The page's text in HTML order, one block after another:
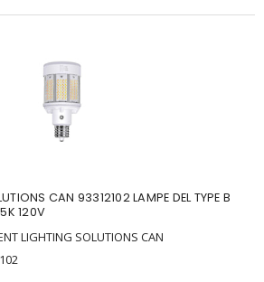
CAN 93312102 LAMPE DEL TYPE B
120V
LIGHTING SOLUTIONS CAN